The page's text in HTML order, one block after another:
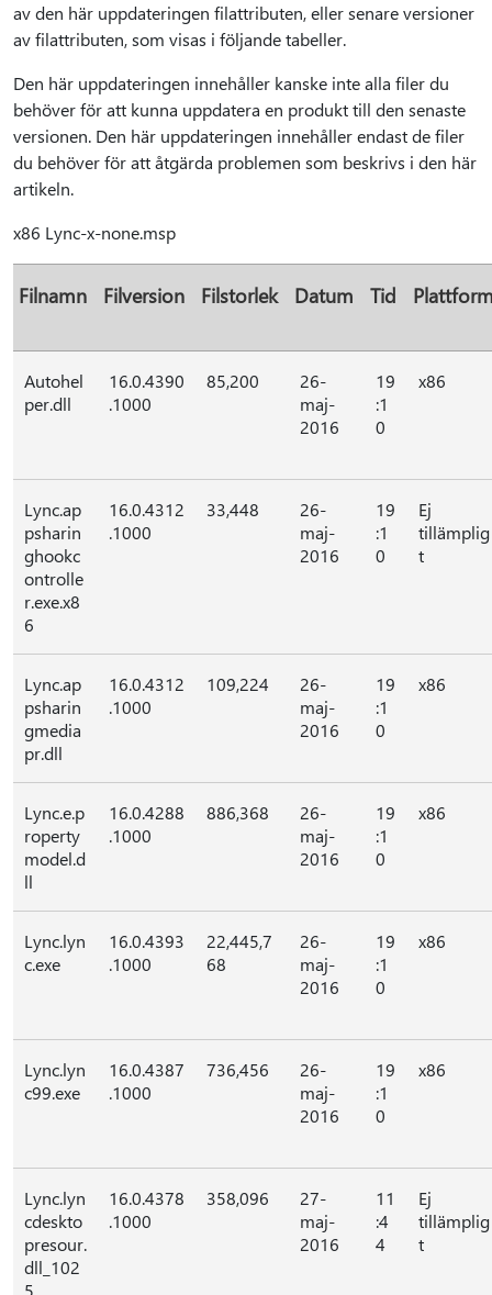
av den här uppdateringen filattributen, eller senare versioner
av filattributen, som visas i följande tabeller.
Den här uppdateringen innehåller kanske inte alla filer du
behöver för att kunna uppdatera en produkt till den senaste
versionen. Den här uppdateringen innehåller endast de filer
du behöver för att åtgärda problemen som beskrivs i den här
artikeln.
x86 Lync-x-none.msp
Filnamn Filversion Filstorlek Datum Tid
Autohel
per.dll
16.0.4390
.1000
85,200
26-
maj-
2016
19
:1
0
x86
Lync.ap
psharin
ghookc
ontrolle
r.exe.x8
6
16.0.4312
.1000
33,448
26-
maj-
2016
19
:1
0
Ej
tillämplig
t
Lync.ap
psharin
gmedia
pr.dll
16.0.4312
.1000
109,224
26-
maj-
2016
19
:1
0
x86
Lync.e.p
roperty
model.d
ll
16.0.4288
.1000
886,368
26-
maj-
2016
19
:1
0
x86
Lync.lyn
c.exe
16.0.4393
.1000
22,445,7
68
26-
maj-
2016
19
:1
0
x86
Lync.lyn
c99.exe
16.0.4387
.1000
736,456
26-
maj-
2016
19
:1
0
x86
Lync.lyn
cdeskto
presour.
dll_102
5
16.0.4378
.1000
358,096
27-
maj-
2016
11
:4
4
Ej
tillämplig
t